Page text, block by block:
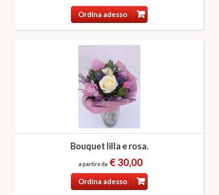
Ordina adesso
Bouquet lilla e rosa.
a partire da € 30,00
Ordina adesso